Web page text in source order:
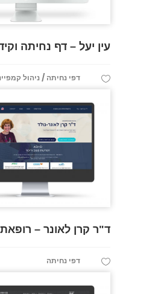
עין יעל – דף נחיתה
דפי נחיתה / ניהול
ד"ר קרן לאונר –
דפי נחיתה